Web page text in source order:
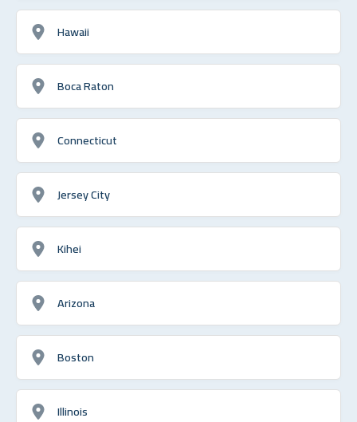
Hawaii
Boca Raton
Connecticut
Jersey City
Kihei
Arizona
Boston
Illinois